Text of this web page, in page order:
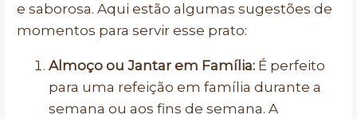
e saborosa. Aqui estão algumas sugestões de
momentos para servir esse prato:
Almoço ou Jantar em Família: É perfeito
para uma refeição em família durante a
semana ou aos fins de semana. A